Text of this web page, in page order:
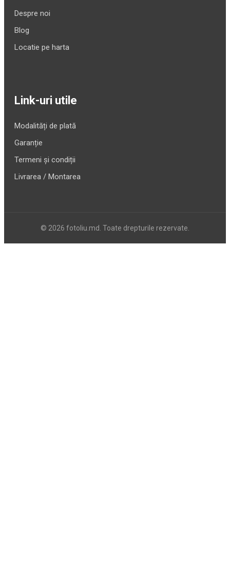
Despre noi
Blog
Locatie pe harta
Link-uri utile
Modalități de plată
Garanție
Termeni și condiții
Livrarea / Montarea
© 2026 fotoliu.md. Toate drepturile rezervate.